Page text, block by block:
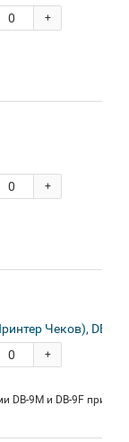
+
+
Чеков),
+
DB-9M и DB-9F